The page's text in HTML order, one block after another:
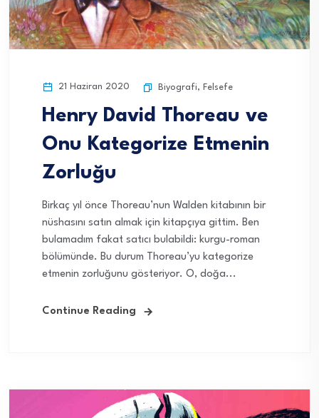
21 Haziran 2020 Biyografi, Felsefe
Henry David Thoreau ve
Onu Kategorize Etmenin
Zorluğu
Birkaç yıl önce Thoreau’nun Walden kitabının bir
nüshasını satın almak için kitapçıya gittim. Ben
bulamadım fakat satıcı bulabildi: kurgu-roman
bölümünde. Bu durum Thoreau’yu kategorize
etmenin zorluğunu gösteriyor. O, doğa...
Continue Reading